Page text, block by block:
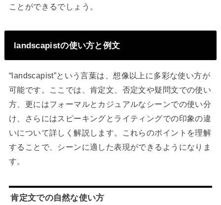
ことができるでしょう。
landscapistの使い方と例文
“landscapist”という言葉は、想像以上に多彩な使い方が
可能です。ここでは、肯定文、否定文や疑問文での使い
方、更にはフォーマルとカジュアルなシーンでの使い分
け、さらにはスピーキングとライティングでの印象の違
いについて詳しく解説します。これらのポイントを理解
することで、シーンに適した表現ができるようになりま
す。
肯定文での自然な使い方